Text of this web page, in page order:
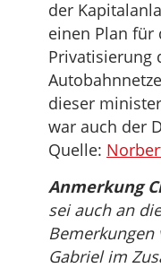
der
einen Plan für
Privatisierung
dieser
war auch der
Quelle:
Anmerkung
sei auch an
Bemerkungen
Gabriel im